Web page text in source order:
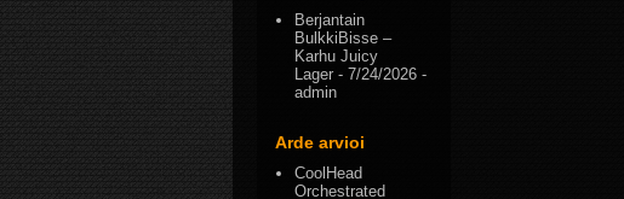
Berjantain
BulkkiBisse –
Karhu Juicy
Lager - 7/24/2026 -
admin
Arde arvioi
CoolHead
Orchestrated